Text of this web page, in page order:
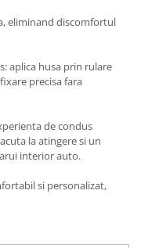
eliminand discomfortul
aplica husa prin rulare
precisa fara
de condus
la atingere si un
interior auto.
si personalizat,